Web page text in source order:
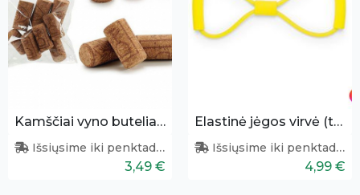
Kamščiai vyno buteliams 9 vnt.
Išsiųsime iki penktadienio
3,49 €
Elastinė jėgos virvė (treniruoklis)
Išsiųsime iki penktadienio
4,99 €